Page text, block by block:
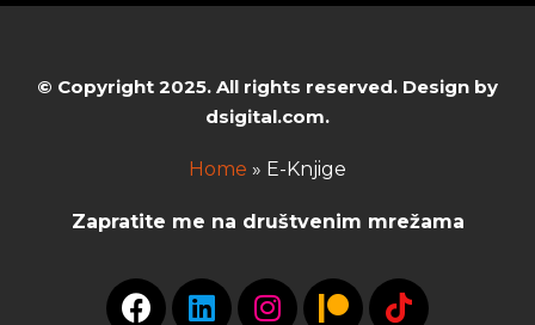
© Copyright 2025. All rights reserved. Design by
dsigital.com.
Home » E-Knjige
Zapratite me na društvenim mrežama